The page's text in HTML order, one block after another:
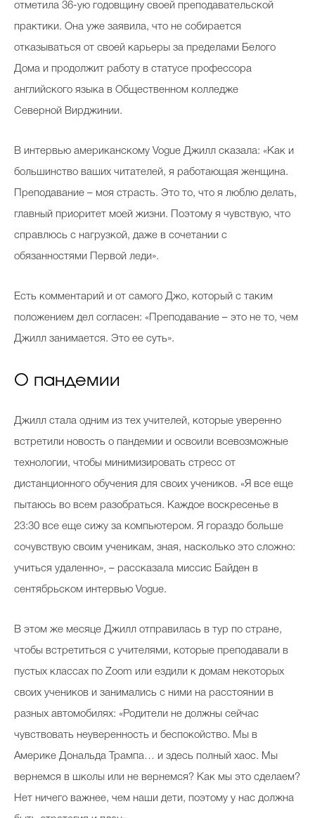
отметила 36-ую годовщину своей преподавательской
практики. Она уже заявила, что не собирается
отказываться от своей карьеры за пределами Белого
Дома и продолжит работу в статусе профессора
английского языка в Общественном колледже
Северной Вирджинии.
В интервью американскому Vogue Джилл сказала: «Как и
большинство ваших читателей, я работающая женщина.
Преподавание – моя страсть. Это то, что я люблю делать,
главный приоритет моей жизни. Поэтому я чувствую, что
справлюсь с нагрузкой, даже в сочетании с
обязанностями Первой леди».
Есть комментарий и от самого Джо, который с таким
положением дел согласен: «Преподавание – это не то, чем
Джилл занимается. Это ее суть».
О пандемии
Джилл стала одним из тех учителей, которые уверенно
встретили новость о пандемии и освоили всевозможные
технологии, чтобы минимизировать стресс от
дистанционного обучения для своих учеников. «Я все еще
пытаюсь во всем разобраться. Каждое воскресенье в
23:30 все еще сижу за компьютером. Я гораздо больше
сочувствую своим ученикам, зная, насколько это сложно:
учиться удаленно», – рассказала миссис Байден в
сентябрьском интервью Vogue.
В этом же месяце Джилл отправилась в тур по стране,
чтобы встретиться с учителями, которые преподавали в
пустых классах по Zoom или ездили к домам некоторых
своих учеников и занимались с ними на расстоянии в
разных автомобилях: «Родители не должны сейчас
чувствовать неуверенность и беспокойство. Мы в
Америке Дональда Трампа… и здесь полный хаос. Мы
вернемся в школы или не вернемся? Как мы это сделаем?
Нет ничего важнее, чем наши дети, поэтому у нас должна